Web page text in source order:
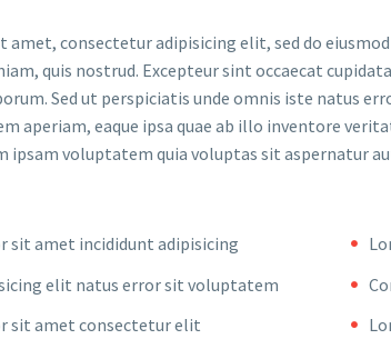
amet, consectetur adipisicing elit, sed do
quis nostrud. Excepteur sint occaecat
Sed ut perspiciatis unde omnis iste natus
aperiam, eaque ipsa quae ab illo inventore
ipsam voluptatem quia voluptas sit aspernatur
sit amet incididunt adipisicing
elit natus error sit voluptatem
sit amet consectetur elit